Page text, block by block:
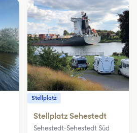
Stellplatz
Stellplatz Sehestedt
Sehestedt-Sehestedt Süd